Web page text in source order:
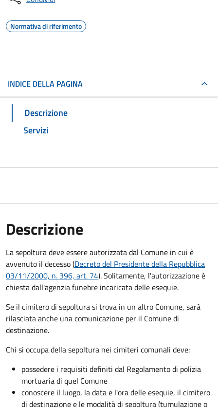
Normativa di riferimento
INDICE DELLA PAGINA
Descrizione
Servizi
Descrizione
La sepoltura deve essere autorizzata dal Comune in cui è
avvenuto il decesso (Decreto del Presidente della Repubblica
03/11/2000, n. 396, art. 74). Solitamente, l'autorizzazione è
chiesta dall'agenzia funebre incaricata delle esequie.
Se il cimitero di sepoltura si trova in un altro Comune, sarà
rilasciata anche una comunicazione per il Comune di
destinazione.
Chi si occupa della sepoltura nei cimiteri comunali deve:
possedere i requisiti definiti dal Regolamento di polizia
mortuaria di quel Comune
conoscere il luogo, la data e l'ora delle esequie, il cimitero
di destinazione e le modalità di sepoltura (tumulazione o